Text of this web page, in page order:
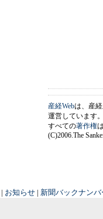
産経Webは、産
運営しています
すべての著作権
(C)2006.The
| お知らせ | 新聞バックナン